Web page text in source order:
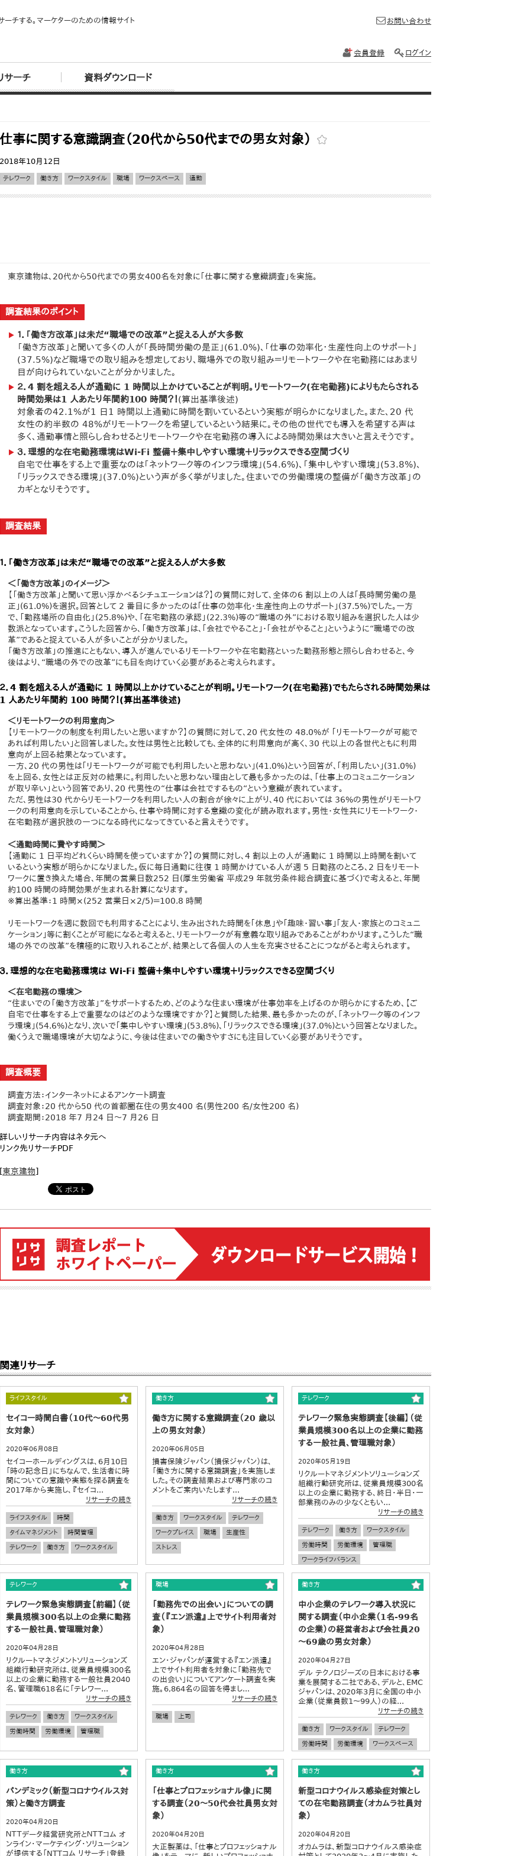
ーチする。マーケターのための情報サイト
サーチ 資料ダウンロード
お問い合わせ
会員登録 ログイン
仕事に関する意識調査（20代から50代までの男女対象）
2018年10月12日
テレワーク 働き方 ワークスタイル 職場 ワークスペース 通勤
東京建物は、20代から50代までの男女400名を対象に｢仕事に関する意識調査｣を実施。
調査結果のポイント
１．｢働き方改革｣は未だ“職場での改革”と捉える人が大多数
「働き方改革」と聞いて多くの人が｢長時間労働の是正｣(61.0%)、｢仕事の効率化・生産性向上のサポート｣
(37.5%)など職場での取り組みを想定しており、職場外での取り組み＝リモートワークや在宅勤務にはあまり
目が向けられていないことが分かりました。
２．4 割を超える人が通勤に 1 時間以上かけていることが判明。リモートワーク(在宅勤務)によりもたらされる
時間効果は1 人あたり年間約100 時間？！(算出基準後述)
対象者の42.1%が1 日1 時間以上通勤に時間を割いているという実態が明らかになりました。また、20 代
女性の約半数の 48%がリモートワークを希望しているという結果に。その他の世代でも導入を希望する声は
多く、通勤事情と照らし合わせるとリモートワークや在宅勤務の導入による時間効果は大きいと言えそうです。
３．理想的な在宅勤務環境はWi-Fi 整備＋集中しやすい環境＋リラックスできる空間づくり
自宅で仕事をする上で重要なのは｢ネットワーク等のインフラ環境｣(54.6%)、｢集中しやすい環境｣(53.8%)、
｢リラックスできる環境｣(37.0%)という声が多く挙がりました。住まいでの労働環境の整備が「働き方改革」の
カギとなりそうです。
調査結果
１．｢働き方改革｣は未だ“職場での改革”と捉える人が大多数
＜「働き方改革」のイメージ＞
【「働き方改革」と聞いて思い浮かべるシチュエーションは？】の質問に対して、全体の6 割以上の人は｢長時間労働の是
正｣(61.0%)を選択。回答として 2 番目に多かったのは｢仕事の効率化・生産性向上のサポート｣(37.5%)でした。一方
で、「勤務場所の自由化」(25.8%)や、「在宅勤務の承認」(22.3%)等の“職場の外”における取り組みを選択した人は少
数派となっています。こうした回答から、「働き方改革」は、｢会社でやること｣・｢会社がやること｣というように“職場での改
革”であると捉えている人が多いことが分かりました。
「働き方改革」の推進にともない、導入が進んでいるリモートワークや在宅勤務といった勤務形態と照らし合わせると、今
後はより、“職場の外での改革”にも目を向けていく必要があると考えられます。
２．4 割を超える人が通勤に 1 時間以上かけていることが判明。リモートワーク(在宅勤務)でもたらされる時間効果は
1 人あたり年間約 100 時間？！(算出基準後述)
＜リモートワークの利用意向＞
【リモートワークの制度を利用したいと思いますか？】の質問に対して、20 代女性の 48.0%が ｢リモートワークが可能で
あれば利用したい｣と回答しました。女性は男性と比較しても、全体的に利用意向が高く、30 代以上の各世代ともに利用
意向が上回る結果となっています。
一方、20 代の男性は｢リモートワークが可能でも利用したいと思わない｣(41.0%)という回答が、｢利用したい｣(31.0%)
を上回る、女性とは正反対の結果に。利用したいと思わない理由として最も多かったのは、「仕事上のコミュニケーション
が取り辛い」という回答であり、20 代男性の“仕事は会社でするもの“という意識が表れています。
ただ、男性は30 代からリモートワークを利用したい人の割合が徐々に上がり、40 代においては 36%の男性がリモートワ
ークの利用意向を示していることから、仕事や時間に対する意識の変化が読み取れます。男性・女性共にリモートワーク・
在宅勤務が選択肢の一つになる時代になってきていると言えそうです。
＜通勤時間に費やす時間＞
【通勤に 1 日平均どれくらい時間を使っていますか？】の質問に対し、4 割以上の人が通勤に 1 時間以上時間を割いて
いるという実態が明らかになりました。仮に毎日通勤に往復 1 時間かけている人が週 5 日勤務のところ、2 日をリモート
ワークに置き換えた場合、年間の営業日数252 日(厚生労働省 平成29 年就労条件総合調査に基づく)で考えると、年間
約100 時間の時間効果が生まれる計算になります。
※算出基準：1 時間×(252 営業日×2/5)＝100.8 時間
リモートワークを週に数回でも利用することにより、生み出された時間を｢休息｣や｢趣味・習い事｣｢友人・家族とのコミュニ
ケーション｣等に割くことが可能になると考えると、リモートワークが有意義な取り組みであることがわかります。こうした“職
場の外での改革”を積極的に取り入れることが、結果として各個人の人生を充実させることにつながると考えられます。
３．理想的な在宅勤務環境は Wi-Fi 整備＋集中しやすい環境＋リラックスできる空間づくり
＜在宅勤務の環境＞
“住まいでの「働き方改革」”をサポートするため、どのような住まい環境が仕事効率を上げるのか明らかにするため、【ご
自宅で仕事をする上で重要なのはどのような環境ですか？】と質問した結果、最も多かったのが、｢ネットワーク等のインフ
ラ環境｣(54.6%)となり、次いで｢集中しやすい環境｣(53.8%)、｢リラックスできる環境｣(37.0%)という回答となりました。
働くうえで職場環境が大切なように、今後は住まいでの働きやすさにも注目していく必要がありそうです。
調査概要
調査方法：インターネットによるアンケート調査
調査対象：20 代から50 代の首都圏在住の男女400 名(男性200 名/女性200 名)
調査期間：2018 年7 月24 日～7 月26 日
詳しいリサーチ内容はネタ元へ
リンク先リサーチPDF
[東京建物]
関連リサーチ
ライフスタイル
セイコー時間白書（10代～60代男
女対象）
2020年06月08日
セイコーホールディングスは、6月10日
「時の記念日」にちなんで、生活者に時
間についての意識や実態を探る調査を
2017年から実施し、『セイコ...
リサーチの続き
ライフスタイル
時間
タイムマネジメント
時間管理
テレワーク
働き方 ワークスタイル
働き方
働き方に関する意識調査（20 歳以
上の男女対象）
2020年06月05日
損害保険ジャパン（損保ジャパン）は、
「働き方に関する意識調査」を実施しま
した。その調査結果および専門家のコ
メントをご案内いたします...
リサーチの続き
働き方 ワークスタイル
テレワーク
ワークプレイス
職場
生産性
ストレス
テレワーク
テレワーク緊急実態調査【後編】（従
業員規模300名以上の企業に勤務
する一般社員、管理職対象）
2020年05月19日
リクルートマネジメントソリューションズ
組織行動研究所は、従業員規模300名
以上の企業に勤務する、終日・半日・一
部業務のみの少なくともい...
リサーチの続き
テレワーク 働き方
ワークスタイル
労働時間
労働環境
管理職
ワークライフバランス
テレワーク
テレワーク緊急実態調査【前編】（従
業員規模300名以上の企業に勤務
する一般社員、管理職対象）
2020年04月28日
リクルートマネジメントソリューションズ
組織行動研究所は、従業員規模300名
以上の企業に勤務する一般社員2040
名、管理職618名に「テレワー...
リサーチの続き
テレワーク 働き方
ワークスタイル
労働時間
労働環境 管理職
職場
「勤務先での出会い」についての調
査（『エン派遣』上でサイト利用者対
象）
2020年04月28日
エン・ジャパンが運営する『エン派遣』
上でサイト利用者を対象に「勤務先で
の出会い」についてアンケート調査を実
施。6,864名の回答を得まし...
リサーチの続き
職場 上司
働き方
中小企業のテレワーク導入状況に
関する調査（中小企業（1名-99名
の企業）の経営者および会社員20
～69歳の男女対象）
2020年04月27日
デル テクノロジーズの日本における事
業を展開する二社である、デルと、EMC
ジャパンは、2020年3月に全国の中小
企業（従業員数1～99人）の経...
リサーチの続き
働き方 ワークスタイル
テレワーク
労働時間
労働環境
ワークスペース
中小企業
企業経営
働き方
パンデミック（新型コロナウイルス対
策）と働き方調査
2020年04月20日
ＮＴＴデータ経営研究所とＮＴＴコム オ
ンライン・マーケティング・ソリューション
が提供する「NTTコム リサーチ」登録
働き方
「仕事とプロフェッショナル像」に関
する調査（20～50代会社員男女対
象）
2020年04月20日
大正製薬は、「仕事とプロフェッショナル
働き方
新型コロナウイルス感染症対策とし
ての在宅勤務調査（オカムラ社員対
象）
2020年04月20日
オカムラは、新型コロナウイルス感染症